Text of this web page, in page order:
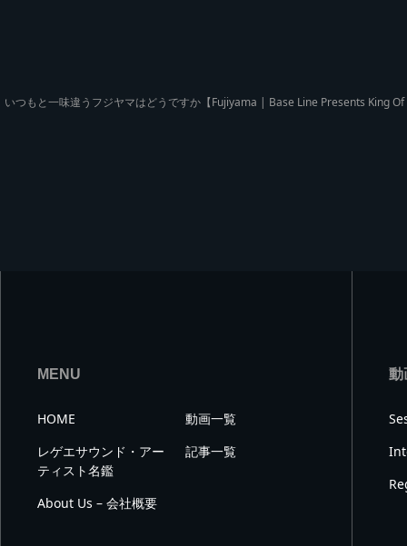
いつもと一味違うフジヤマはどうですか【Fujiyama | Base Line Presents King
MENU
HOME
動画一覧
レゲエサウンド・アー
ティスト名鑑
記事一覧
About Us – 会社概要
動